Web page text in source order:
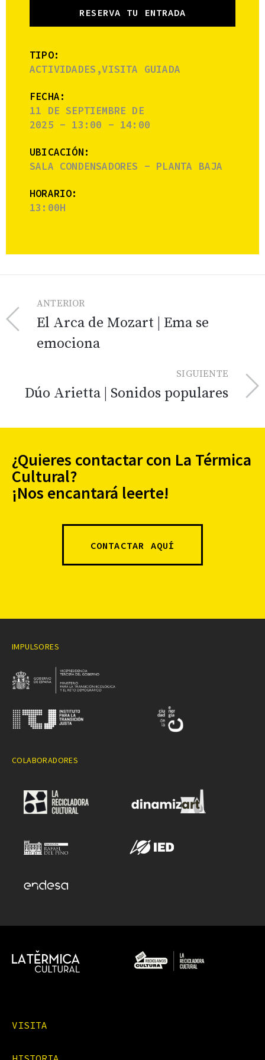
RESERVA TU ENTRADA
TIPO:
ACTIVIDADES,VISITA GUIADA
FECHA:
11 DE SEPTIEMBRE DE
2025 - 13:00 - 14:00
UBICACIÓN:
SALA CONDENSADORES - PLANTA BAJA
HORARIO:
13:00H
ANTERIOR
El Arca de Mozart | Ema se
emociona
SIGUIENTE
Dúo Arietta | Sonidos populares
¿Quieres contactar con La Térmica
Cultural?
¡Nos encantará leerte!
CONTACTAR AQUÍ
IMPULSORES
COLABORADORES
VISITA